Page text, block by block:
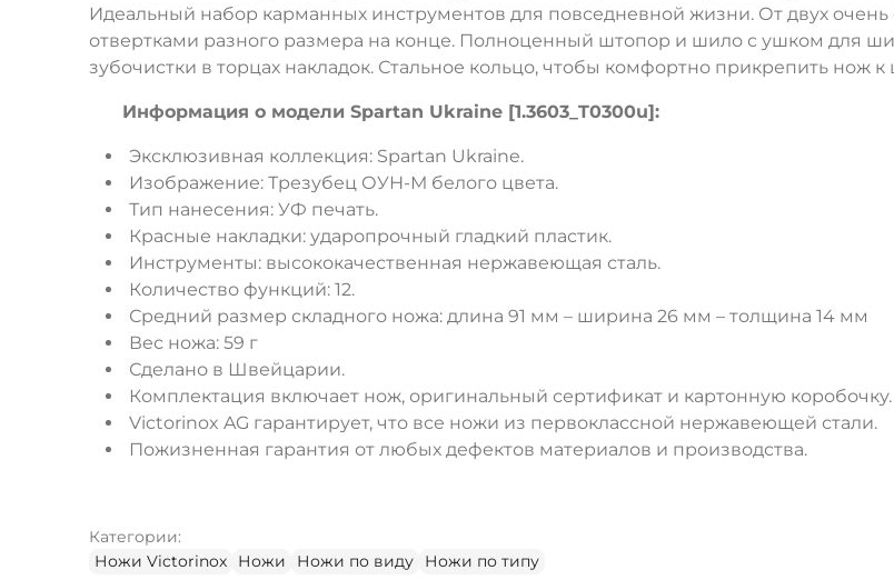
Идеальный набор карманных инструментов для повседневной жизни. От двух
отвертками разного размера на конце. Полноценный штопор и шило с ушком для
зубочистки в торцах накладок. Стальное кольцо, чтобы комфортно прикрепить нож к
Информация о модели Spartan Ukraine [1.3603_T0300u]:
Эксклюзивная коллекция: Spartan Ukraine.
Изображение: Трезубец ОУН-М белого цвета.
Тип нанесения: УФ печать.
Красные накладки: ударопрочный гладкий пластик.
Инструменты: высококачественная нержавеющая сталь.
Количество функций: 12.
Средний размер складного ножа: длина 91 мм – ширина 26 мм – толщина 14 мм
Вес ножа: 59 г
Сделано в Швейцарии.
Комплектация включает нож, оригинальный сертификат и картонную коробочку.
Victorinox AG гарантирует, что все ножи из первоклассной нержавеющей стали.
Пожизненная гарантия от любых дефектов материалов и производства.
Категории:
Ножи Victorinox
Ножи Ножи по виду Ножи по типу